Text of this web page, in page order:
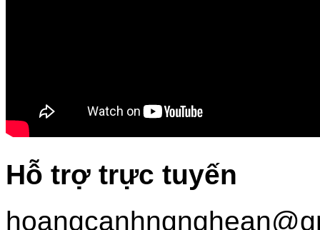
Hỗ trợ trực tuyến